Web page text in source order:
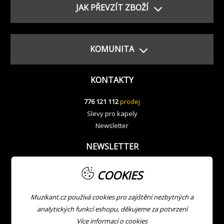
JAK PŘEVZÍT ZBOŽÍ
KOMUNITA
KONTAKTY
776 121 112prodej
Slevy pro kapely
Newsletter
NEWSLETTER
COOKIES
Muzikant.cz používá cookies pro zajištění nezbytných a
analytických funkcí eshopu, děkujeme za potvrzení
Více informací ocookies